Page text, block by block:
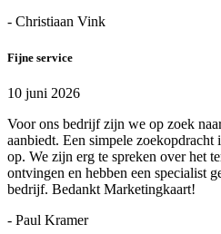
- Christiaan Vink
Fijne service
10 juni 2026
Voor ons bedrijf zijn we op zoek
aanbiedt. Een simpele zoekopdracht
op. We zijn erg te spreken over het
ontvingen en hebben een specialist
bedrijf. Bedankt Marketingkaart!
- Paul Kramer